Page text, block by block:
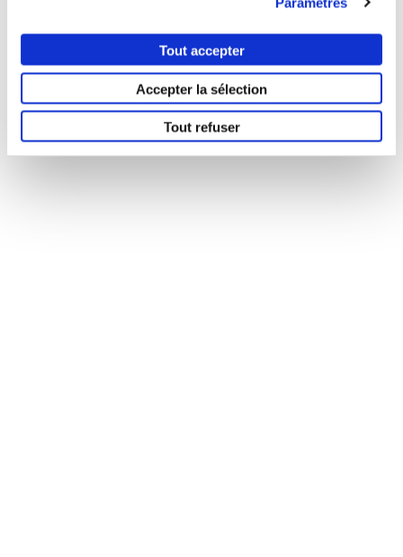
Tout accepter
Accepter la sélection
Tout refuser